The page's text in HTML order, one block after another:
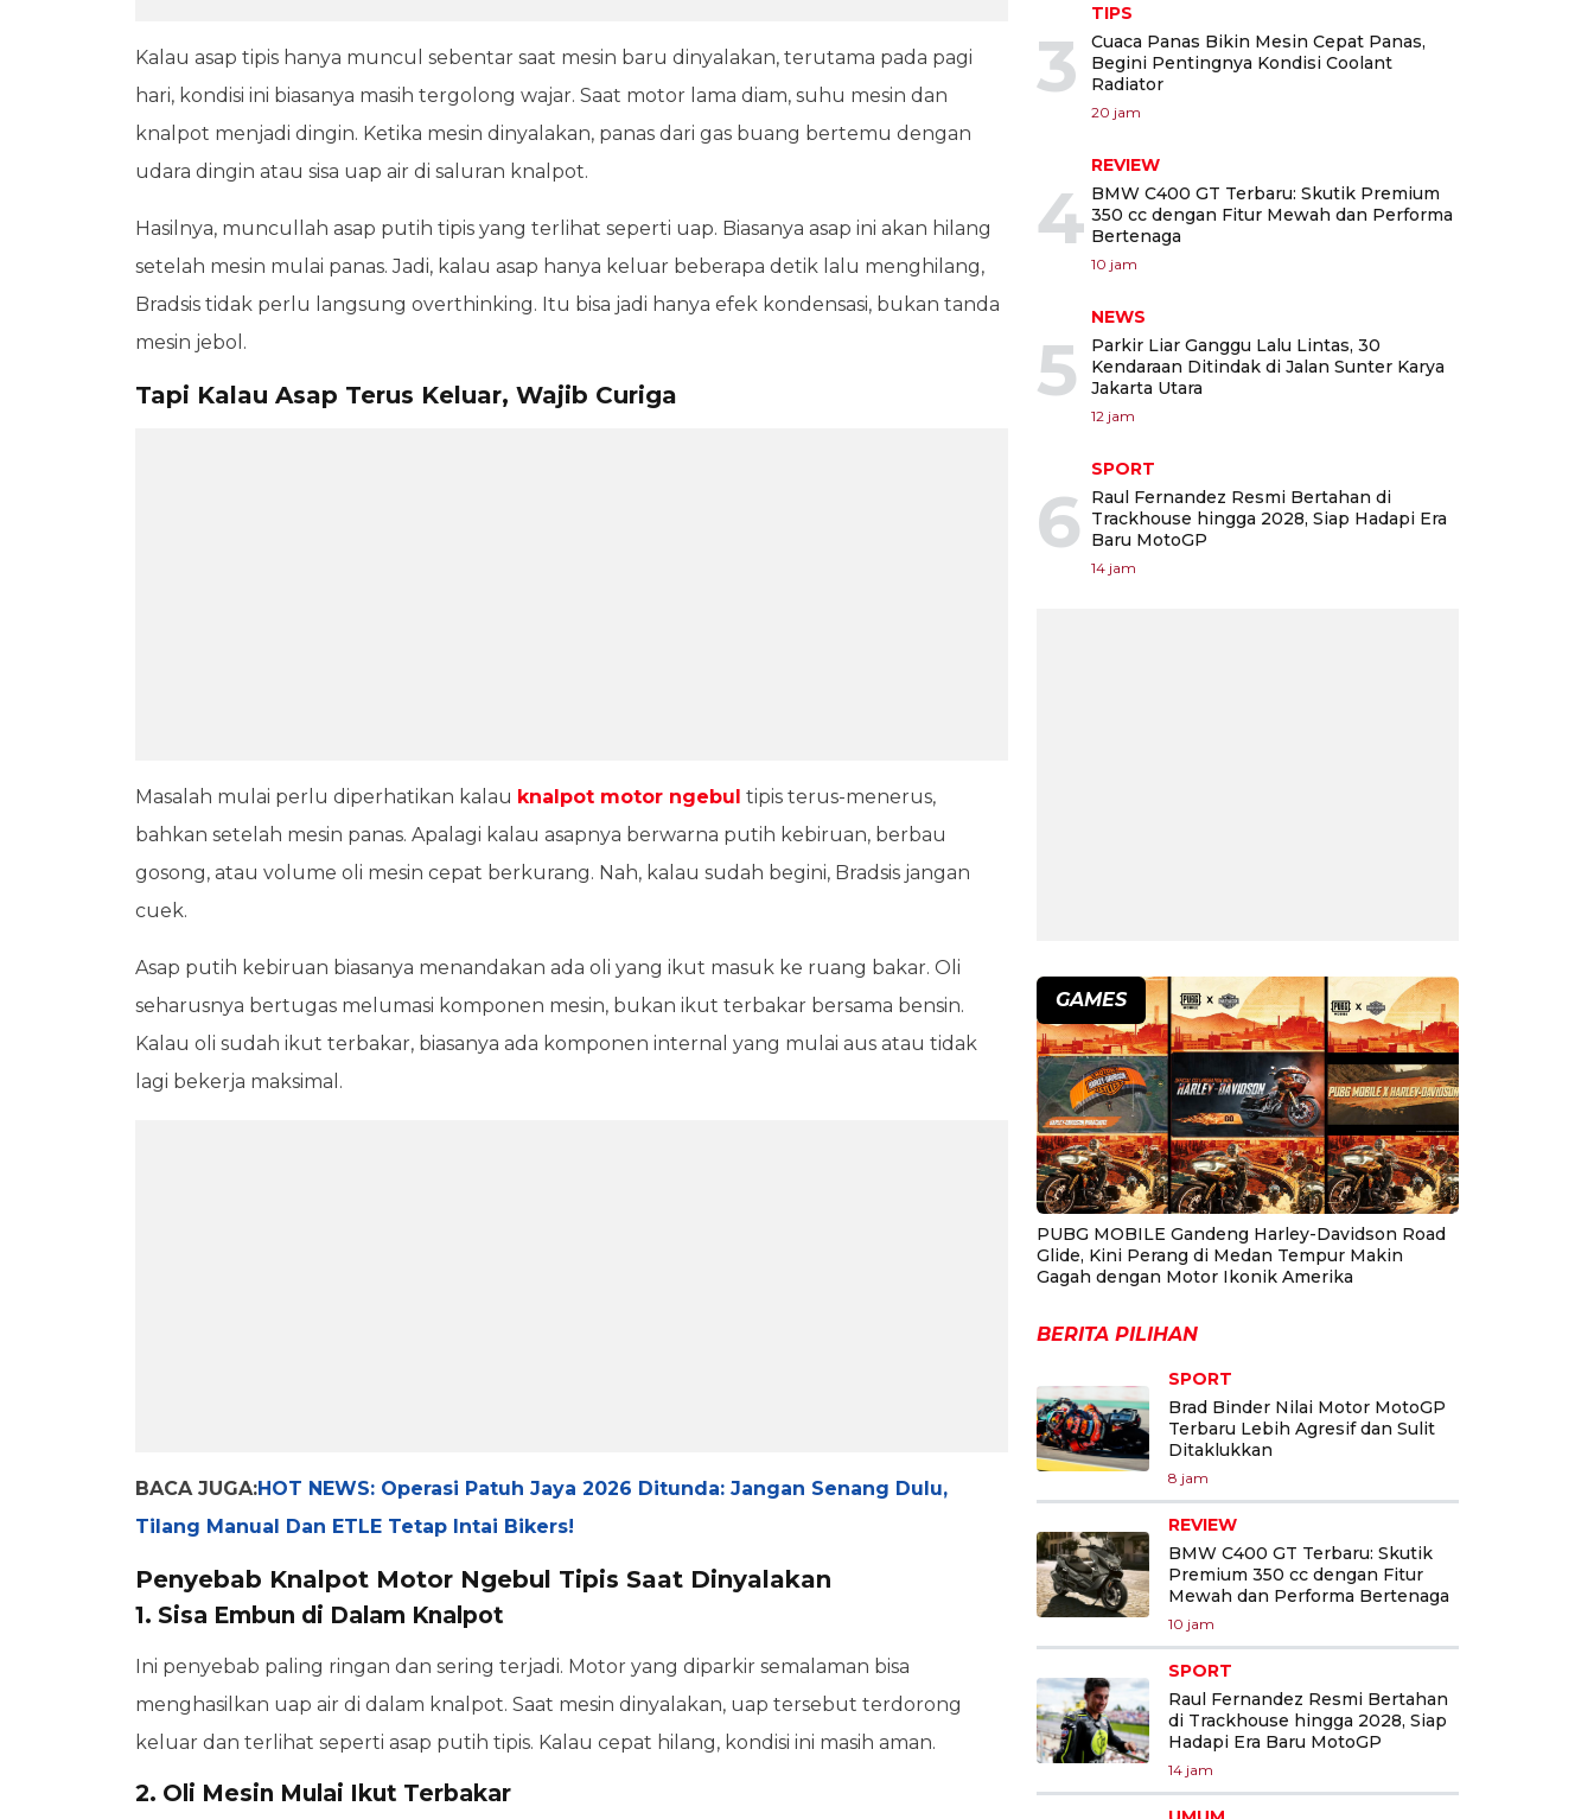
Kalau asap tipis hanya muncul sebentar saat mesin baru dinyalakan, terutama pada pagi
hari, kondisi ini biasanya masih tergolong wajar. Saat motor lama diam, suhu mesin dan
knalpot menjadi dingin. Ketika mesin dinyalakan, panas dari gas buang bertemu dengan
udara dingin atau sisa uap air di saluran knalpot.
Hasilnya, muncullah asap putih tipis yang terlihat seperti uap. Biasanya asap ini akan hilang
setelah mesin mulai panas. Jadi, kalau asap hanya keluar beberapa detik lalu menghilang,
Bradsis tidak perlu langsung overthinking. Itu bisa jadi hanya efek kondensasi, bukan tanda
mesin jebol.
Tapi Kalau Asap Terus Keluar, Wajib Curiga
Masalah mulai perlu diperhatikan kalau knalpot motor ngebul tipis terus-menerus,
bahkan setelah mesin panas. Apalagi kalau asapnya berwarna putih kebiruan, berbau
gosong, atau volume oli mesin cepat berkurang. Nah, kalau sudah begini, Bradsis jangan
cuek.
Asap putih kebiruan biasanya menandakan ada oli yang ikut masuk ke ruang bakar. Oli
seharusnya bertugas melumasi komponen mesin, bukan ikut terbakar bersama bensin.
Kalau oli sudah ikut terbakar, biasanya ada komponen internal yang mulai aus atau tidak
lagi bekerja maksimal.
BACA JUGA:HOT NEWS: Operasi Patuh Jaya 2026 Ditunda: Jangan Senang Dulu,
Tilang Manual Dan ETLE Tetap Intai Bikers!
Penyebab Knalpot Motor Ngebul Tipis Saat Dinyalakan
1. Sisa Embun di Dalam Knalpot
Ini penyebab paling ringan dan sering terjadi. Motor yang diparkir semalaman bisa
menghasilkan uap air di dalam knalpot. Saat mesin dinyalakan, uap tersebut terdorong
keluar dan terlihat seperti asap putih tipis. Kalau cepat hilang, kondisi ini masih aman.
2. Oli Mesin Mulai Ikut Terbakar
3
TIPS
Cuaca Panas Bikin Mesin Cepat Panas,
Begini Pentingnya Kondisi Coolant
Radiator
20 jam
4
REVIEW
BMW C400 GT Terbaru: Skutik Premium
350 cc dengan Fitur Mewah dan Performa
Bertenaga
10 jam
5
NEWS
Parkir Liar Ganggu Lalu Lintas, 30
Kendaraan Ditindak di Jalan Sunter Karya
Jakarta Utara
12 jam
6
SPORT
Raul Fernandez Resmi Bertahan di
Trackhouse hingga 2028, Siap Hadapi Era
Baru MotoGP
14 jam
GAMES
PUBG MOBILE Gandeng Harley-Davidson Road
Glide, Kini Perang di Medan Tempur Makin
Gagah dengan Motor Ikonik Amerika
BERITA PILIHAN
SPORT
Brad Binder Nilai Motor MotoGP
Terbaru Lebih Agresif dan Sulit
Ditaklukkan
8 jam
REVIEW
BMW C400 GT Terbaru: Skutik
Premium 350 cc dengan Fitur
Mewah dan Performa Bertenaga
10 jam
SPORT
Raul Fernandez Resmi Bertahan
di Trackhouse hingga 2028, Siap
Hadapi Era Baru MotoGP
14 jam